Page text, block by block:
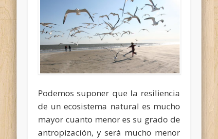
Podemos suponer que la resiliencia
de un ecosistema natural es mucho
mayor cuanto menor es su grado de
antropización, y será mucho menor